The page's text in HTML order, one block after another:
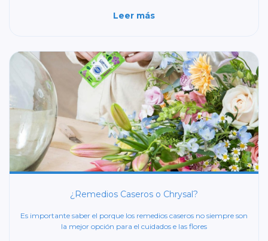
Leer más
¿Remedios Caseros o Chrysal?
Es importante saber el porque los remedios caseros no siempre son
la mejor opción para el cuidados e las flores